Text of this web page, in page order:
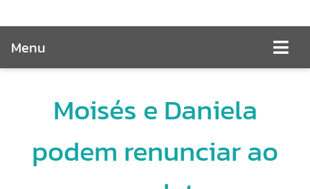
Menu
Moisés e Daniela
podem renunciar ao